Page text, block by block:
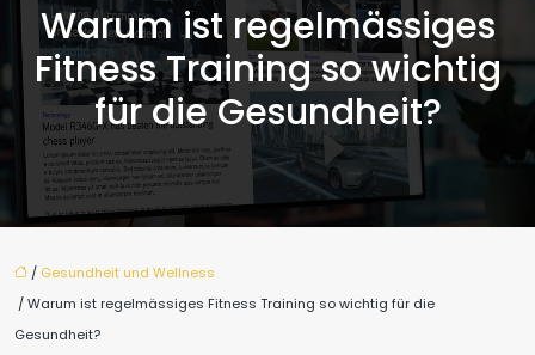
Warum ist regelmässiges
Fitness Training so wichtig
für die Gesundheit?
/ Gesundheit und Wellness
/ Warum ist regelmässiges Fitness Training so wichtig für die
Gesundheit?